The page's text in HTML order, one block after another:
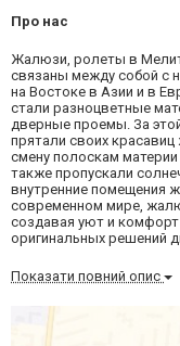
Про нас
Жалюзи, ролеты в
связаны между собой с
на Востоке в Азии и в
стали разноцветные
дверные проемы. За
прятали своих
смену полоскам
также пропускали
внутренние помещения
современном мире,
создавая уют и
оригинальных решений
Показати повний опис